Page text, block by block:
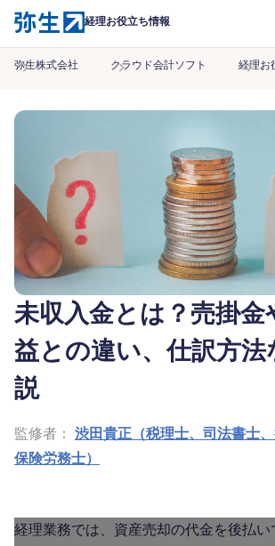
経理お役立ち情報
弥生株式会社 クラウド会計ソフト 経理お
未収入金とは？売掛金
益との違い、仕訳方法
説
監修者： 渋田貴正（税理士、司法書士
保険労務士）
経理業務では、資産売却の代金を後払